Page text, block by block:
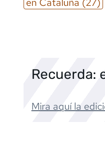
Recuerda:
Mira aquí la